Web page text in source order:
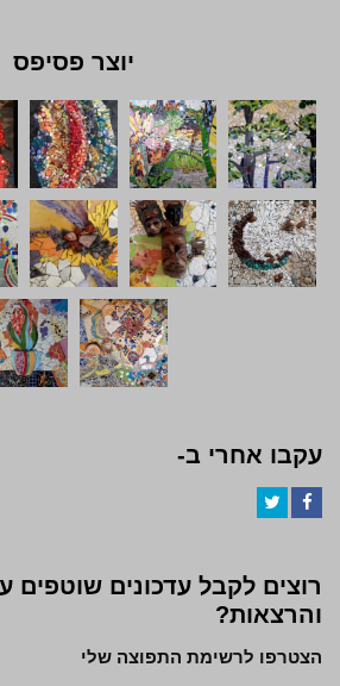
יוצר פסיפס
עקבו אחרי ב-
רוצים לקבל עדכונים שוטפים
והרצאות?
הצטרפו לרשימת התפוצה שלי